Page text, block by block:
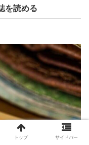
を読める
トップ サイドバー